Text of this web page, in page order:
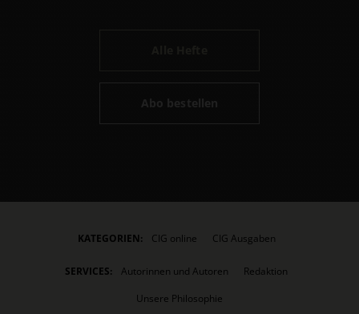
Abo bestellen
KATEGORIEN: CIG online CIG Ausgaben
SERVICES: Autorinnen und Autoren
Redaktion
Unsere Philosophie